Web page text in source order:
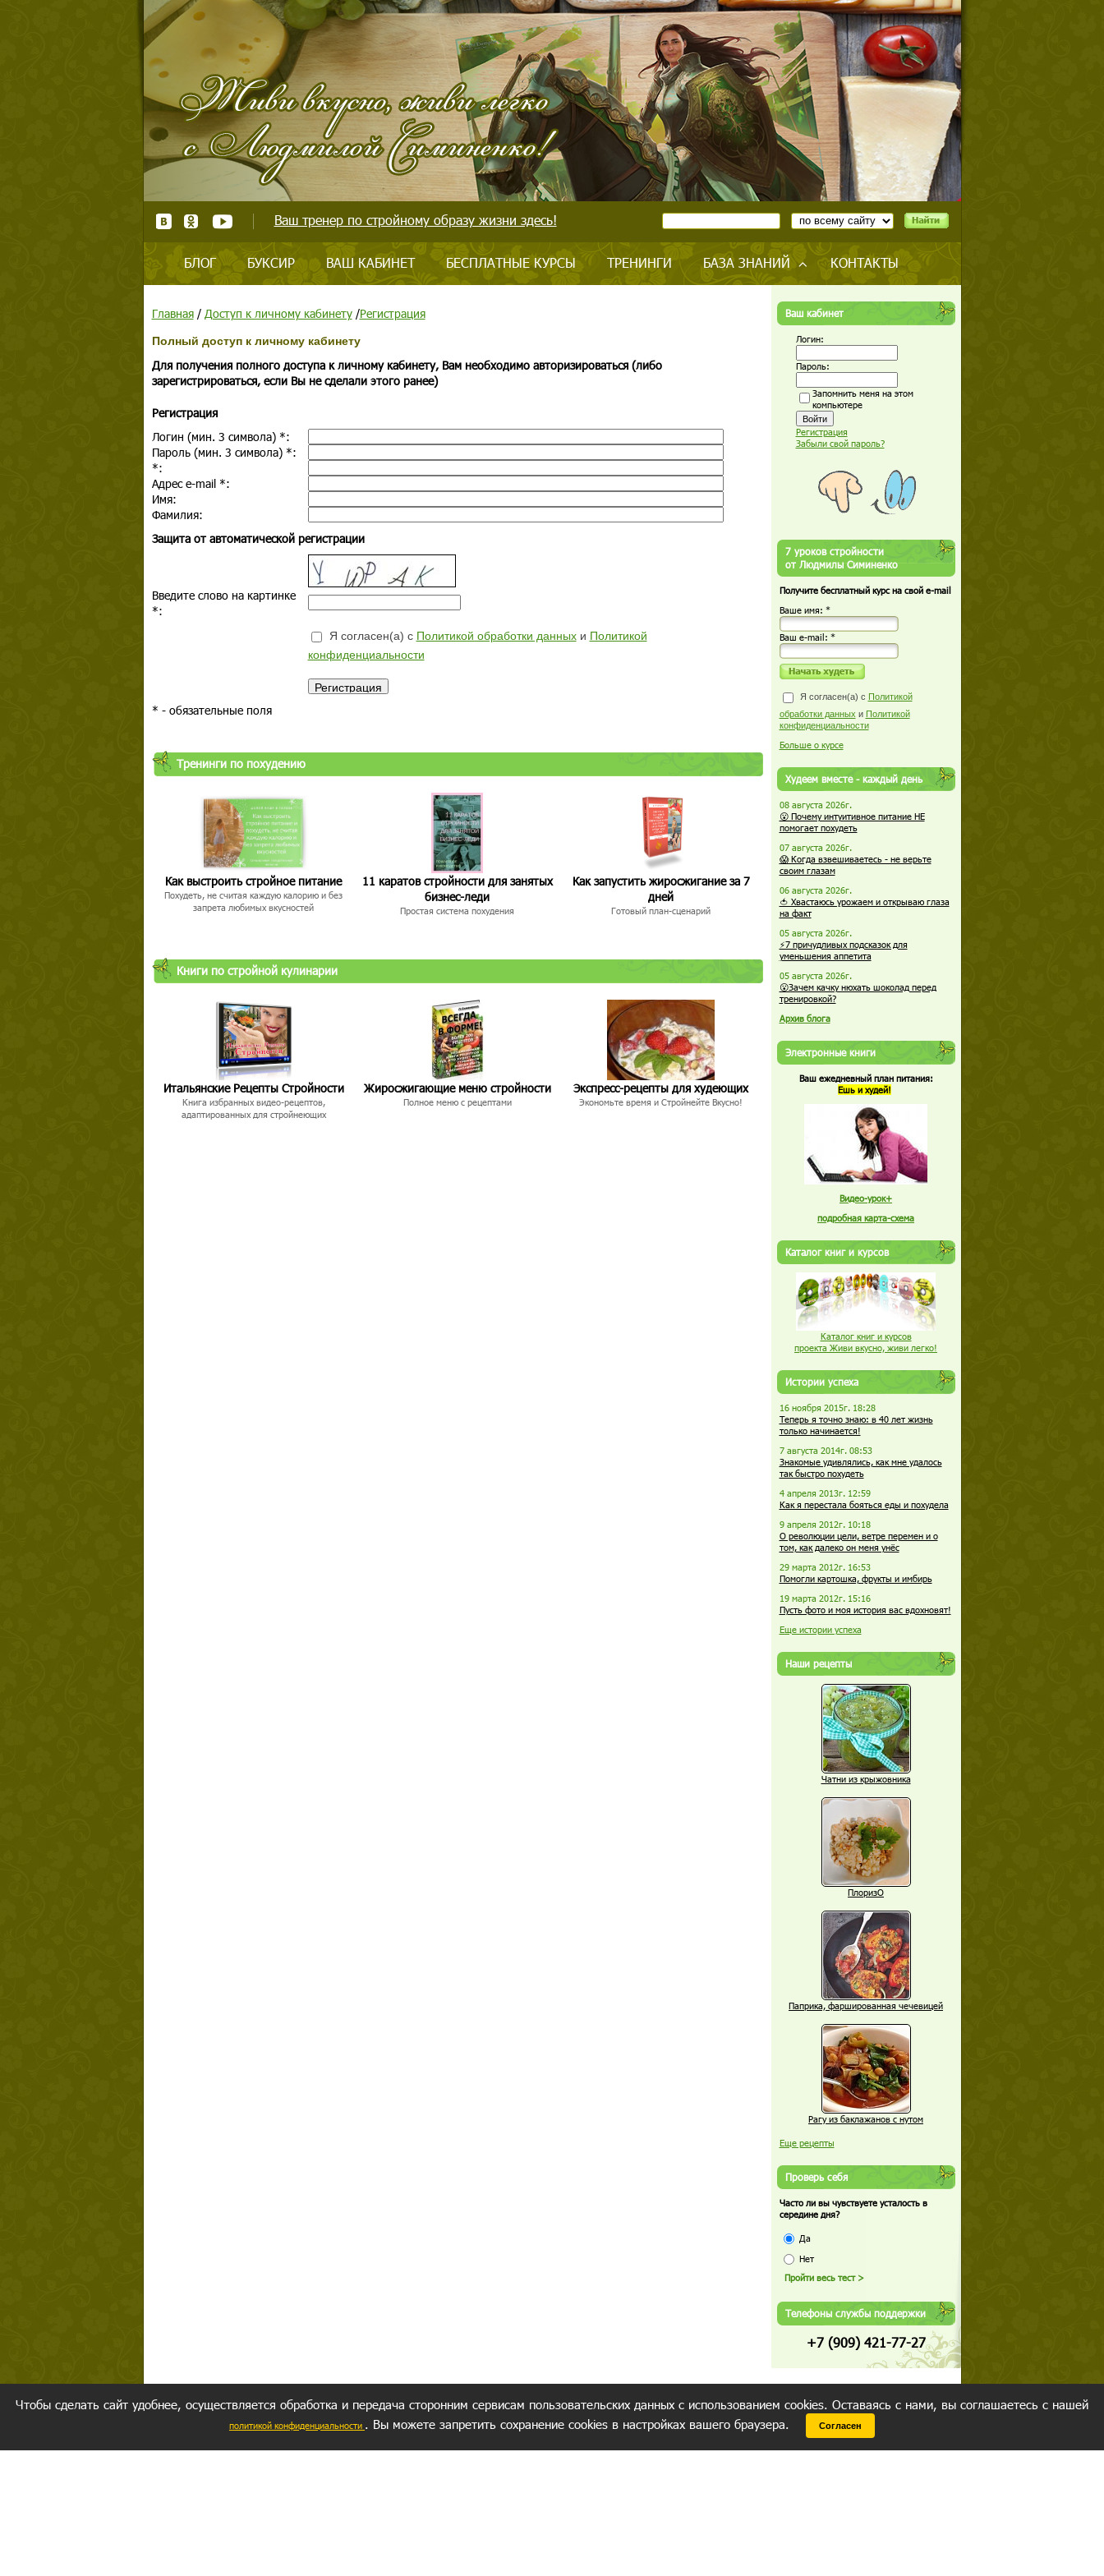
Ваш тренер по стройному образу жизни здесь!
БЛОГ БУКСИР ВАШ КАБИНЕТ БЕСПЛАТНЫЕ КУРСЫ ТРЕНИНГИ БАЗА ЗНАНИЙ КОНТАКТЫ
Главная/ Доступ к личному кабинету/Регистрация
Полный доступ к личному кабинету
Для получения полного доступа к личному кабинету, Вам необходимо авторизироваться (либо
зарегистрироваться, если Вы не сделали этого ранее)
Регистрация
Логин (мин. 3 символа) *:
Пароль (мин. 3 символа) *:
*:
Адрес e-mail *:
Имя:
Фамилия:
Защита от автоматической регистрации
Введите слово на картинке
*:
Я согласен(а) с Политикой обработки данныхи Политикой
конфиденциальности
* - обязательные поля
Тренинги по похудению
Как выстроить стройное питание
Похудеть, не считая каждую калорию и без
запрета любимых вкусностей
11 каратов стройности для занятых
бизнес-леди
Простая система похудения
Как запустить жиросжигание за 7
дней
Готовый план-сценарий
Книги по стройной кулинарии
Итальянские Рецепты Стройности
Книга избранных видео-рецептов,
адаптированных для стройнеющих
Жиросжигающие меню стройности
Полное меню с рецептами
Экспресс-рецепты для худеющих
Экономьте время и Стройнейте Вкусно!
Ваш кабинет
Логин:
Пароль:
Запомнить меня на этом
компьютере
Регистрация
Забыли свой пароль?
7 уроков стройности
от Людмилы Симиненко
Получите бесплатный курс на свой e-mail
Ваше имя: *
Ваш е-mail: *
Я согласен(а) с Политикой
обработки данных и Политикой
конфиденциальности
Больше о курсе
Худеем вместе - каждый день
08 августа 2026г.
😮 Почему интуитивное питание НЕ
помогает похудеть
07 августа 2026г.
😱 Когда взвешиваетесь - не верьте
своим глазам
06 августа 2026г.
🍅 Хвастаюсь урожаем и открываю глаза
на факт
05 августа 2026г.
⚡7 причудливых подсказок для
уменьшения аппетита
05 августа 2026г.
😮Зачем качку нюхать шоколад перед
тренировкой?
Архив блога
Электронные книги
Ваш ежедневный план питания:
Ешь и худей!
Видео-урок+
подробная карта-схема
Каталог книг и курсов
Каталог книг и курсов
проекта Живи вкусно, живи легко!
Истории успеха
16 ноября 2015г. 18:28
Теперь я точно знаю: в 40 лет жизнь
только начинается!
7 августа 2014г. 08:53
Знакомые удивлялись, как мне удалось
так быстро похудеть
4 апреля 2013г. 12:59
Как я перестала бояться еды и похудела
9 апреля 2012г. 10:18
О революции цели, ветре перемен и о
том, как далеко он меня унёс
29 марта 2012г. 16:53
Помогли картошка, фрукты и имбирь
19 марта 2012г. 15:16
Пусть фото и моя история вас вдохновят!
Еще истории успеха
Наши рецепты
Чатни из крыжовника
ПлоризО
Паприка, фаршированная чечевицей
Рагу из баклажанов с нутом
Еще рецепты
Проверь себя
Часто ли вы чувствуете усталость в
середине дня?
Да
Нет
Телефоны службы поддержки
+7 (909) 421-77-27
Чтобы сделать сайт удобнее, осуществляется обработка и передача сторонним сервисам пользовательских данных с использованием cookies. Оставаясь с нами, вы соглашаетесь с нашей
политикой конфиденциальности . Вы можете запретить сохранение cookies в настройках вашего браузера. Согласен